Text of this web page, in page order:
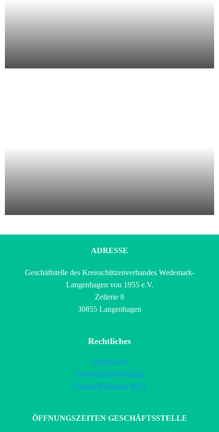
ADRESSE
Geschäftstelle des Kreisschützenverbandes Wedemark-
Langenhagen von 1955 e.V.
Zellerie 8
30855 Langenhagen
Rechtliches
Impressum
Datenschutzerklärung
Cookie-Richtlinie (EU)
ÖFFNUNGSZEITEN GESCHÄFTSSTELLE